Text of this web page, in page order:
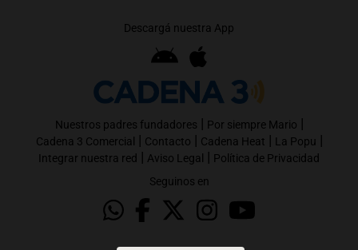
Descargá nuestra App
Nuestros padres fundadores | Por siempre Mario |
Cadena 3 Comercial | Contacto | Cadena Heat | La Popu |
Integrar nuestra red | Aviso Legal | Política de Privacidad
Seguinos en